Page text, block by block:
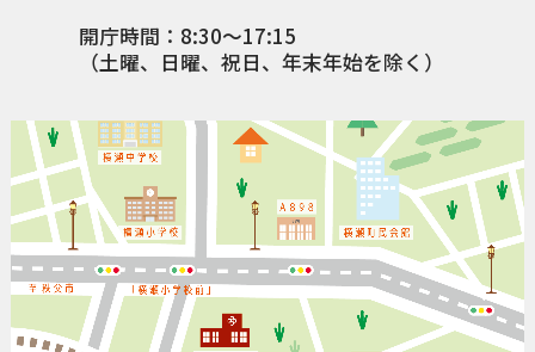
開庁時間：8:30〜17:15
（土曜、日曜、祝日、年末年始を除く）